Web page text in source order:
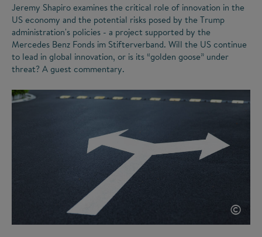
Jeremy Shapiro examines the critical role of innovation in the
US economy and the potential risks posed by the Trump
administration's policies - a project supported by the
Mercedes Benz Fonds im Stifterverband. Will the US continue
to lead in global innovation, or is its “golden goose” under
threat? A guest commentary.
©